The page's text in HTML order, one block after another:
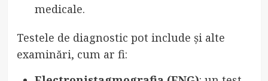
medicale.
Testele de diagnostic pot include și alte
examinări, cum ar fi: